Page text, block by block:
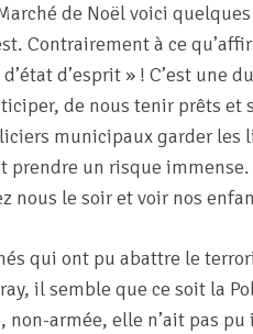
de Noël voici
Contrairement à ce
d’esprit » ! C’est une
de nous tenir prêts et
municipaux garder les
prendre un risque
nous le soir et voir nos
qui ont pu abattre le
il semble que ce soit la
armée, elle n’ait pas